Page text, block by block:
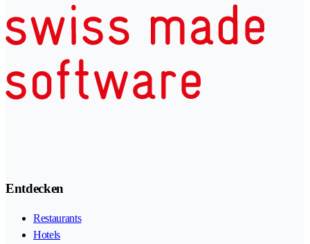
Entdecken
Restaurants
Hotels